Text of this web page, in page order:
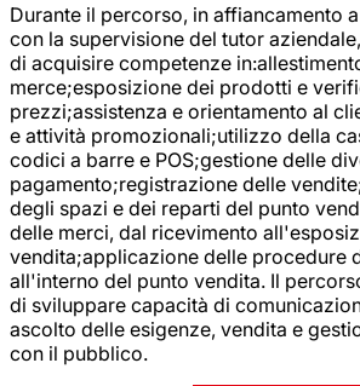
Durante il percorso, in affiancamento
con la supervisione del tutor
di acquisire competenze
merce;esposizione dei prodotti e
prezzi;assistenza e orientamento al
e attività promozionali;utilizzo della
codici a barre e POS;gestione delle
pagamento;registrazione delle
degli spazi e dei reparti del punto
delle merci, dal ricevimento
vendita;applicazione delle procedure
all'interno del punto vendita. Il
di sviluppare capacità di
ascolto delle esigenze, vendita e
con il pubblico.